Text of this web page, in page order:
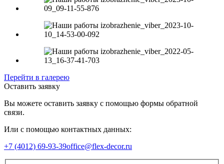
Перейти в галерею
Оставить заявку
Вы можете оставить заявку с помощью формы обратной
связи.
Или с помощью контактных данных:
+7 (4012) 69-93-39office@flex-decor.ru